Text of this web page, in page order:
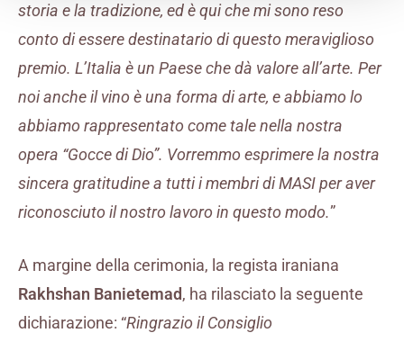
storia e la tradizione, ed è qui che mi sono reso
conto di essere destinatario di questo meraviglioso
premio. L’Italia è un Paese che dà valore all’arte. Per
noi anche il vino è una forma di arte, e abbiamo lo
abbiamo rappresentato come tale nella nostra
opera “Gocce di Dio”. Vorremmo esprimere la nostra
sincera gratitudine a tutti i membri di MASI per aver
riconosciuto il nostro lavoro in questo modo.”
A margine della cerimonia, la regista iraniana
Rakhshan Banietemad, ha rilasciato la seguente
dichiarazione: “Ringrazio il Consiglio